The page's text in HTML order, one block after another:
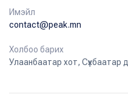
Имэйл
contact@peak.mn
Холбоо барих
Улаанбаатар хот, Сүхбаатар